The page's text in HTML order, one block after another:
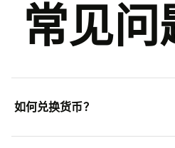
常见问
如何兑换货币？